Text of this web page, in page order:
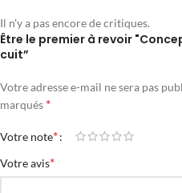
Il n'y a pas encore de critiques.
Être le premier à revoir
cuit”
Votre adresse e-mail ne sera pas
marqués *
Votre note*
Votre avis*